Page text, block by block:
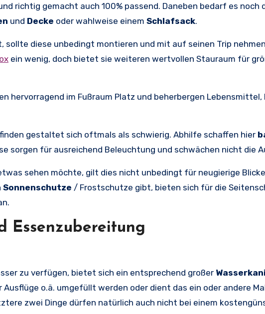
richtig gemacht auch 100% passend. Daneben bedarf es noch
und Decke oder wahlweise einem Schlafsack.
sollte diese unbedingt montieren und mit auf seinen Trip
ein wenig, doch bietet sie weiteren wertvollen Stauraum für
hervorragend im Fußraum Platz und beherbergen
gestaltet sich oftmals als schwierig. Abhilfe schaffen hier
sorgen für ausreichend Beleuchtung und schwächen nicht die
sehen möchte, gilt dies nicht unbedingt für neugierige
Sonnenschutze / Frostschutze gibt, bieten sich für die
Essenzubereitung
zu verfügen, bietet sich ein entsprechend großer
o.ä. umgefüllt werden oder dient das ein oder andere
zwei Dinge dürfen natürlich auch nicht bei einem